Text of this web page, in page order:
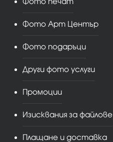
Фото Арт Център
Фото подаръци
Други фото услуги
Промоции
Изисквания за файлове
Плащане и доставка